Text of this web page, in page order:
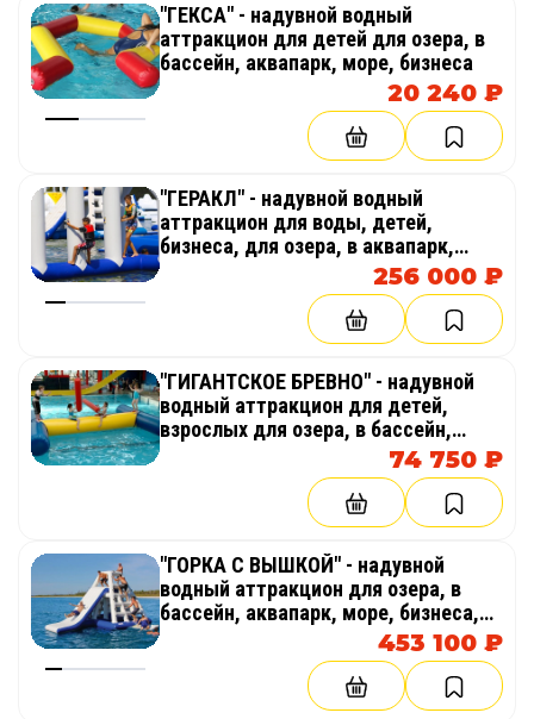
"ГЕКСА" - надувной водный
аттракцион для детей для озера, в
бассейн, аквапарк, море, бизнеса
20 240 ₽
"ГЕРАКЛ" - надувной водный
аттракцион для воды, детей,
бизнеса, для озера, в аквапарк,
256 000 ₽
"ГИГАНТСКОЕ БРЕВНО" - надувной
водный аттракцион для детей,
взрослых для озера, в бассейн,
74 750 ₽
"ГОРКА С ВЫШКОЙ" - надувной
водный аттракцион для озера, в
бассейн, аквапарк, море, бизнеса,
453 100 ₽